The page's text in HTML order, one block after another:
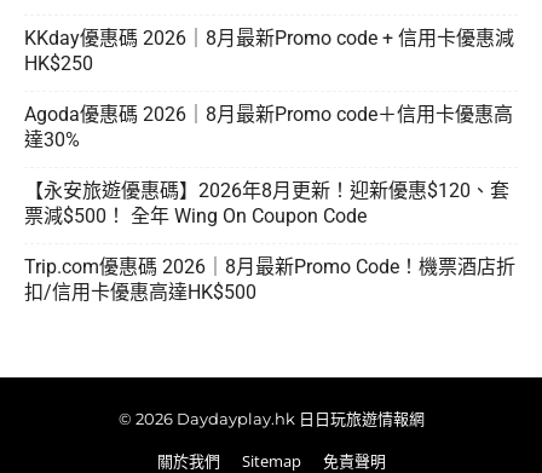
KKday優惠碼 2026｜8月最新Promo code + 信用卡優惠減
HK$250
Agoda優惠碼 2026｜8月最新Promo code＋信用卡優惠高
達30%
【永安旅遊優惠碼】2026年8月更新！迎新優惠$120、套
票減$500！ 全年 Wing On Coupon Code
Trip.com優惠碼 2026｜8月最新Promo Code！機票酒店折
扣/信用卡優惠高達HK$500
© 2026 Daydayplay.hk 日日玩旅遊情報網
關於我們 Sitemap 免責聲明